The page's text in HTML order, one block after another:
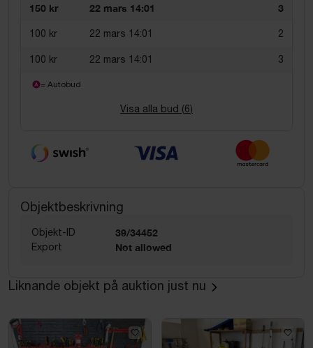
150 kr 22 mars 14:01 3
100 kr 22 mars 14:01 2
100 kr 22 mars 14:01 3
= Autobud
Visa alla bud (6)
Objektbeskrivning
Objekt-ID 39/34452
Export Not allowed
Liknande objekt på auktion just nu